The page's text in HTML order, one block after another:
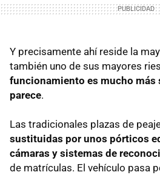
Y precisamente ahí reside la
también uno de sus mayores
funcionamiento es mucho más
parece.
Las tradicionales plazas de
sustituidas por unos pórticos
cámaras y sistemas de
de matrículas. El vehículo pasa